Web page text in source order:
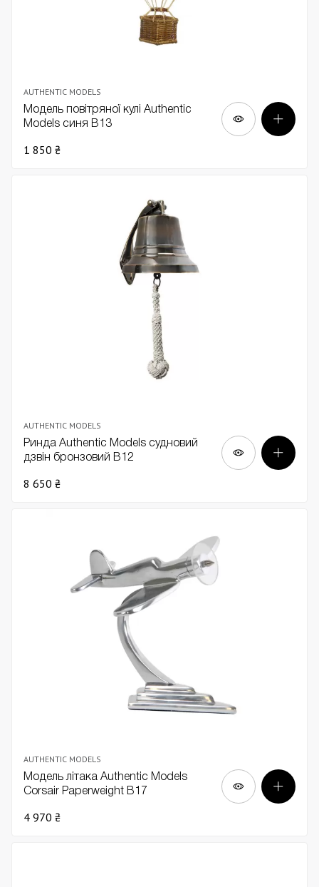
AUTHENTIC MODELS
Модель повітряної кулі Authentic
Models синя В13
1 850 ₴
AUTHENTIC MODELS
Ринда Authentic Models судновий
дзвін бронзовий В12
8 650 ₴
AUTHENTIC MODELS
Модель літака Authentic Models
Corsair Paperweight В17
4 970 ₴